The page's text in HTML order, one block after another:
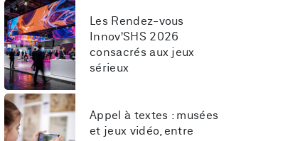
Les Rendez-vous
Innov'SHS 2026
consacrés aux jeux
sérieux
Appel à textes : musées
et jeux vidéo, entre